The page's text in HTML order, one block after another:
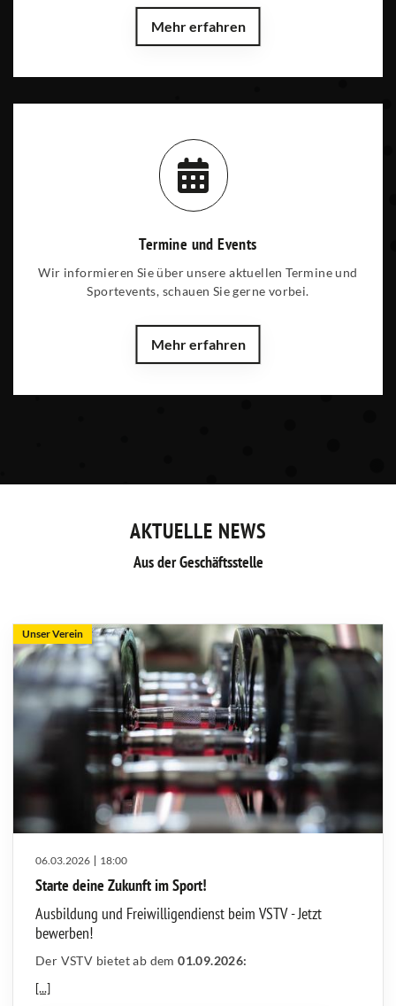
Mehr erfahren
Termine und Events
Wir informieren Sie über unsere aktuellen Termine und
Sportevents, schauen Sie gerne vorbei.
Mehr erfahren
AKTUELLE NEWS
Aus der Geschäftsstelle
Unser Verein
06.03.2026 18:00
Starte deine Zukunft im Sport!
Ausbildung und Freiwilligendienst beim VSTV - Jetzt
bewerben!
Der VSTV bietet ab dem01.09.2026:
[...]